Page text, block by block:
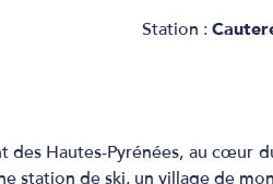
Station :
des Hautes-Pyrénées, au cœur
station de ski, un village de